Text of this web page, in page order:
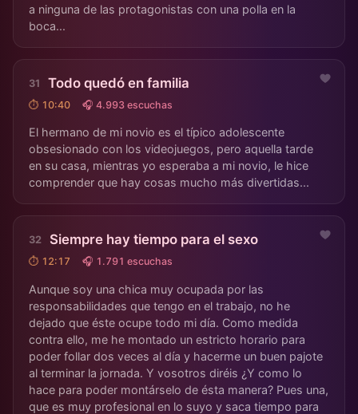
a ninguna de las protagonistas con una polla en la
boca...
Todo quedó en familia
⏱ 10:40 🎧 4.993 escuchas
El hermano de mi novio es el típico adolescente
obsesionado con los videojuegos, pero aquella tarde
en su casa, mientras yo esperaba a mi novio, le hice
comprender que hay cosas mucho más divertidas...
Siempre hay tiempo para el sexo
⏱ 12:17 🎧 1.791 escuchas
Aunque soy una chica muy ocupada por las
responsabilidades que tengo en el trabajo, no he
dejado que éste ocupe todo mi día. Como medida
contra ello, me he montado un estricto horario para
poder follar dos veces al día y hacerme un buen pajote
al terminar la jornada. Y vosotros diréis ¿Y como lo
hace para poder montárselo de ésta manera? Pues una,
que es muy profesional en lo suyo y saca tiempo para